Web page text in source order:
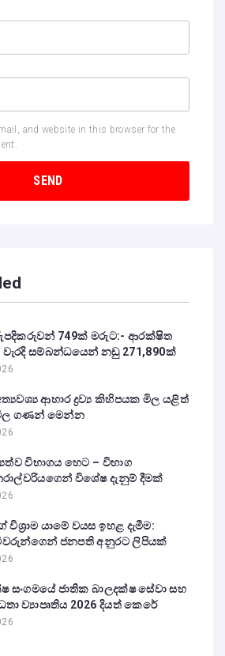
and website in this browser for the
749ක් මරුට:- ආරක්ෂිත
වැරදි සම්බන්ධයෙන් නඩු 271,890ක්
ආහාර ද්‍රව්‍ය කිහිපයක මිල යළිත්
ගණන් මෙන්න
විභාගය හෙට – විභාග
විශේෂ දැනුම් දීමක්
යාමේ වයස ඉහළ දැමීම:
ජනපති අනුරට ලිපියක්
සංගමයේ ජාතික බාලදක්ෂ සේවා සහ
ව්‍යාපෘතිය 2026 දියත් කෙරේ